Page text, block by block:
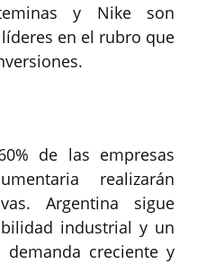
y Nike son
en el rubro que
de las empresas
realizarán
Argentina sigue
industrial y un
creciente y